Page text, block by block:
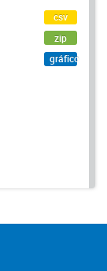
csv
zip
gráfico